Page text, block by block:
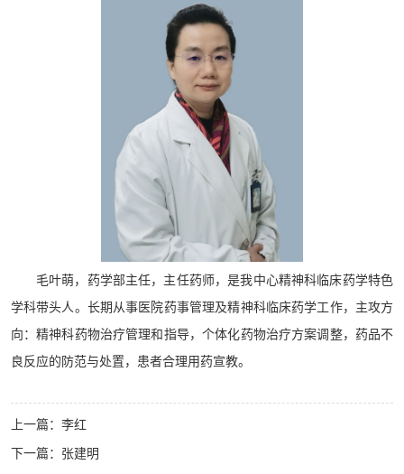
毛叶萌，药学部主任，主任药师，是我中心精神科临床药学特色
学科带头人。长期从事医院药事管理及精神科临床药学工作，主攻方
向：精神科药物治疗管理和指导，个体化药物治疗方案调整，药品不
良反应的防范与处置，患者合理用药宣教。
上一篇： 李红
下一篇： 张建明